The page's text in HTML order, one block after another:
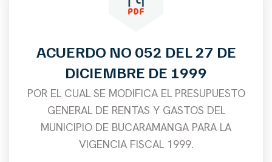
ACUERDO NO 052 DEL 27 DE
DICIEMBRE DE 1999
POR EL CUAL SE MODIFICA EL PRESUPUESTO
GENERAL DE RENTAS Y GASTOS DEL
MUNICIPIO DE BUCARAMANGA PARA LA
VIGENCIA FISCAL 1999.